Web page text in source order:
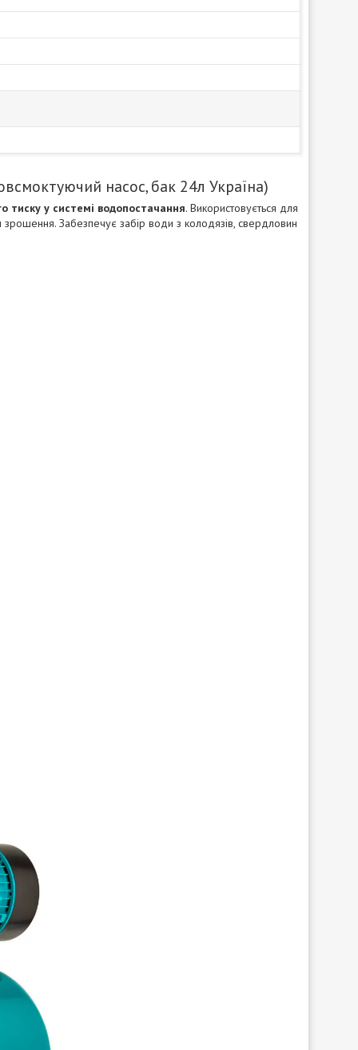
насос, бак 24л Україна)
тиску у системі водопостачання. Використовується для
Забезпечує забір води з колодязів, свердловин